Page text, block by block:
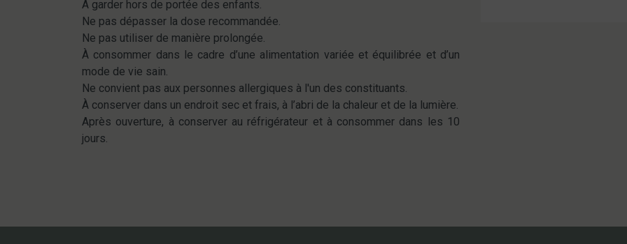
À garder hors de portée des enfants.
Ne pas dépasser la dose recommandée.
Ne pas utiliser de manière prolongée.
À consommer dans le cadre d’une alimentation variée et équilibrée et d’un
mode de vie sain.
Ne convient pas aux personnes allergiques à l'un des constituants.
À conserver dans un endroit sec et frais, à l’abri de la chaleur et de la lumière.
Après ouverture, à conserver au réfrigérateur et à consommer dans les 10
jours.